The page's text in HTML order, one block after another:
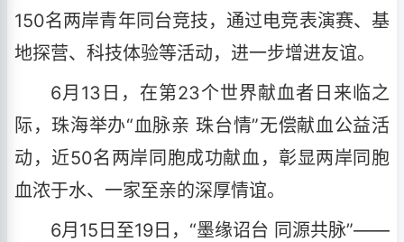
150名两岸青年同台竞技，通过电竞表演赛、基
地探营、科技体验等活动，进一步增进友谊。
6月13日，在第23个世界献血者日来临之
际，珠海举办“血脉亲 珠台情”无偿献血公益活
动，近50名两岸同胞成功献血，彰显两岸同胞
血浓于水、一家至亲的深厚情谊。
6月15日至19日，“墨缘诏台 同源共脉”——